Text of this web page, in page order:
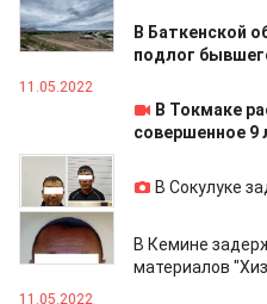
11.05.2022
В Баткенской
подлог
11.05.2022
В Токмаке
совершенное 9
11.05.2022
В Сокулуке
11.05.2022
В Кемине
материалов
11.05.2022